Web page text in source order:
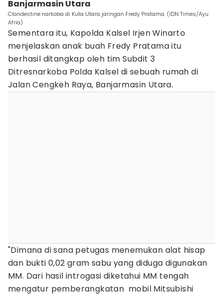
Banjarmasin Utara
Clandestine narkoba di Kuta Utara jaringan Fredy Pratama. (IDN Times/Ayu
Afria)
Sementara itu, Kapolda Kalsel Irjen Winarto
menjelaskan anak buah Fredy Pratama itu
berhasil ditangkap oleh tim Subdit 3
Ditresnarkoba Polda Kalsel di sebuah rumah di
Jalan Cengkeh Raya, Banjarmasin Utara.
"Dimana di sana petugas menemukan alat hisap
dan bukti 0,02 gram sabu yang diduga digunakan
MM. Dari hasil introgasi diketahui MM tengah
mengatur pemberangkatan mobil Mitsubishi